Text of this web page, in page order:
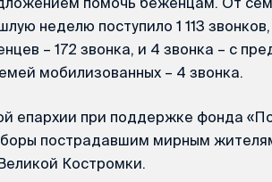
неделю поступило 1 113
– 172 звонка, и 4 звонка – с
мобилизованных – 4 звонка.
епархии при поддержке фонда
пострадавшим мирным
Костромки.